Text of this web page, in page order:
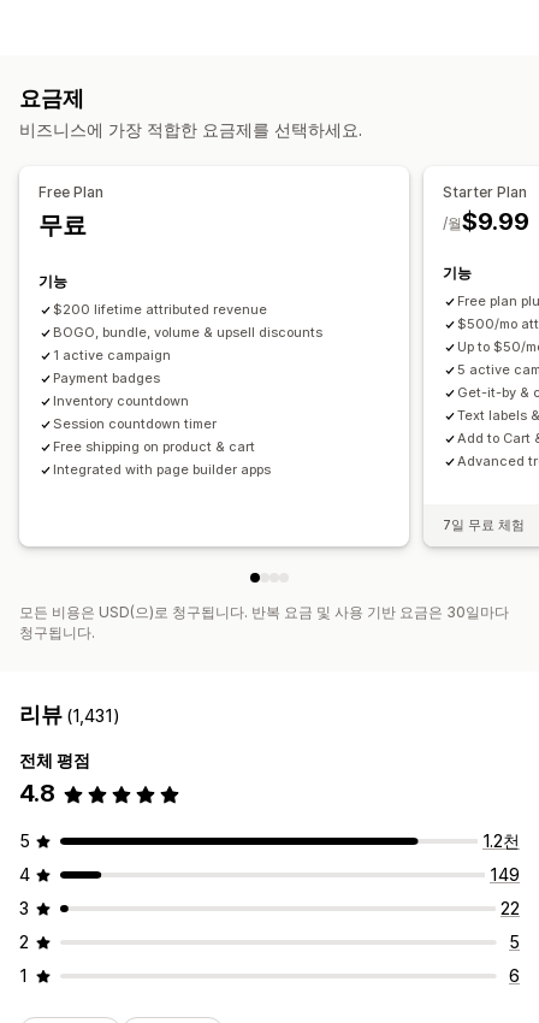
타이밍 옵션
반복성
예약됨 날짜 범위 이벤트 기반
방문당 재설정
타이머 유형
일일 특가
특별 행사
원클릭 추가 기능
여러 언어
사용자 지정 규칙
무료 배송
함께 자주 구매하는 제품
번들 수량 구분
우선 순위 처리
분석
A/B 테스트 클릭률
요금제
비즈니스에 가장 적합한 요금제를 선택하세요.
Free Plan
무료
기능
$200 lifetime attributed revenue
BOGO, bundle, volume & upsell discounts
1 active campaign
Payment badges
Inventory countdown
Session countdown timer
Free shipping on product & cart
Integrated with page builder apps
Starter Plan
$9.99
/월
기능
Free plan
$500/mo
Up to $50/
5 active
Get-it-by &
Text labels
Add to Cart
Advanced
7일 무료 체험
모든 비용은 USD(으)로 청구됩니다. 반복 요금 및 사용 기반 요금은 30일마다
청구됩니다.
리뷰 (1,431)
전체 평점
4.8
5
1.2천
4
149
3
22
2
5
1
6